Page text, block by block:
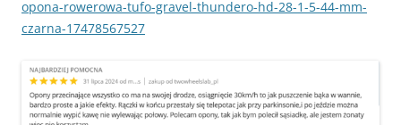
opona-rowerowa-tufo-gravel-thundero-hd-28-1-5-44-mm-
czarna-17478567527